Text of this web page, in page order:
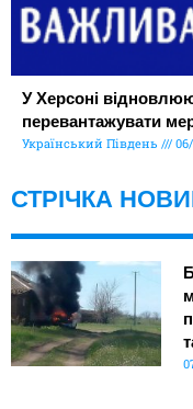
У Херсоні
перевантажувати
Український Південь
СТРІЧКА